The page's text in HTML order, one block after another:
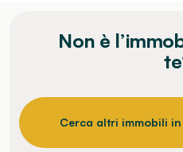
Non è
Cerca altri immobili